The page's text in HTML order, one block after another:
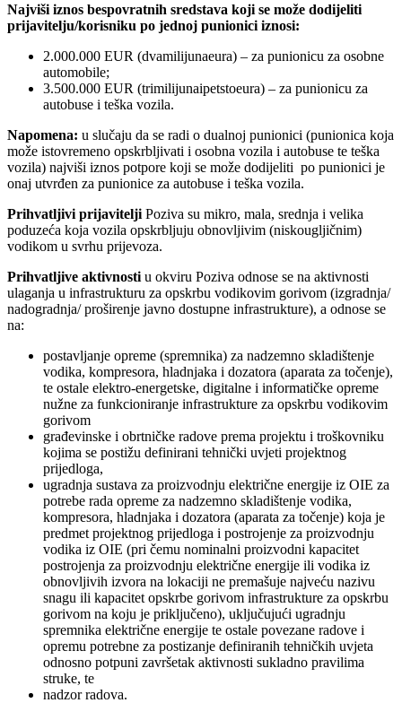
Najviši iznos bespovratnih sredstava koji se može dodijeliti
prijavitelju/korisniku po jednoj punionici iznosi:
2.000.000 EUR (dvamilijunaeura) – za punionicu za osobne
automobile;
3.500.000 EUR (trimilijunaipetstoeura) – za punionicu za
autobuse i teška vozila.
Napomena: u slučaju da se radi o dualnoj punionici (punionica koja
može istovremeno opskrbljivati i osobna vozila i autobuse te teška
vozila) najviši iznos potpore koji se može dodijeliti po punionici je
onaj utvrđen za punionice za autobuse i teška vozila.
Prihvatljivi prijavitelji Poziva su mikro, mala, srednja i velika
poduzeća koja vozila opskrbljuju obnovljivim (niskougljičnim)
vodikom u svrhu prijevoza.
Prihvatljive aktivnosti u okviru Poziva odnose se na aktivnosti
ulaganja u infrastrukturu za opskrbu vodikovim gorivom (izgradnja/
nadogradnja/ proširenje javno dostupne infrastrukture), a odnose se
na:
postavljanje opreme (spremnika) za nadzemno skladištenje
vodika, kompresora, hladnjaka i dozatora (aparata za točenje),
te ostale elektro-energetske, digitalne i informatičke opreme
nužne za funkcioniranje infrastrukture za opskrbu vodikovim
gorivom
građevinske i obrtničke radove prema projektu i troškovniku
kojima se postižu definirani tehnički uvjeti projektnog
prijedloga,
ugradnja sustava za proizvodnju električne energije iz OIE za
potrebe rada opreme za nadzemno skladištenje vodika,
kompresora, hladnjaka i dozatora (aparata za točenje) koja je
predmet projektnog prijedloga i postrojenje za proizvodnju
vodika iz OIE (pri čemu nominalni proizvodni kapacitet
postrojenja za proizvodnju električne energije ili vodika iz
obnovljivih izvora na lokaciji ne premašuje najveću nazivu
snagu ili kapacitet opskrbe gorivom infrastrukture za opskrbu
gorivom na koju je priključeno), uključujući ugradnju
spremnika električne energije te ostale povezane radove i
opremu potrebne za postizanje definiranih tehničkih uvjeta
odnosno potpuni završetak aktivnosti sukladno pravilima
struke, te
nadzor radova.